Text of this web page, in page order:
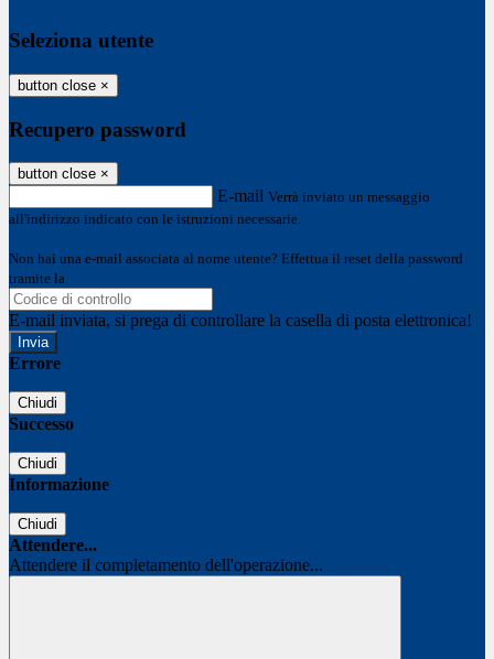
Seleziona utente
button close ×
Recupero password
button close ×
E-mail Verrà inviato un messaggio
all'indirizzo indicato con le istruzioni necessarie.
Non hai una e-mail associata al nome utente? Effettua il reset della password
tramite la
E-mail inviata, si prega di controllare la casella di posta elettronica!
Errore
Chiudi
Successo
Chiudi
Informazione
Chiudi
Attendere...
Attendere il completamento dell'operazione...